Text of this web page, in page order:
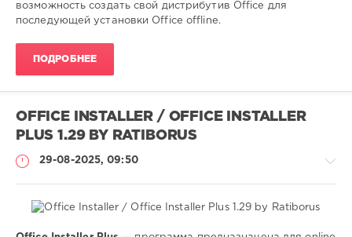
SamDel
144
0
установка,
office,
2013 ,
2024
возможность создать свой дистрибутив Office для
последующей установки Office offline.
ПОДРОБНЕЕ
OFFICE INSTALLER / OFFICE INSTALLER
PLUS 1.29 BY RATIBORUS
29-08-2025, 09:50